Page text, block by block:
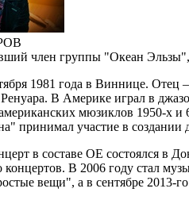
член группы "Океан Эльзы",
1981 года в Виннице. Отец
В Америке играл в
мюзиклов 1950-х
принимал участие в
в составе ОЕ состоялся в
концертов. В 2006 году стал
вещи", а в сентябре